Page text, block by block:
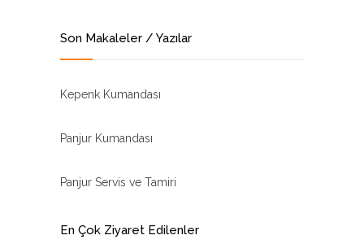
Son Makaleler / Yazılar
Kepenk Kumandası
Panjur Kumandası
Panjur Servis ve Tamiri
En Çok Ziyaret Edilenler